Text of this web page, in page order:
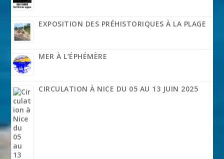
EXPOSITION DES PRÉHISTORIQUES À LA PLAGE
MER À L’ÉPHÉMÈRE
CIRCULATION À NICE DU 05 AU 13 JUIN 2025